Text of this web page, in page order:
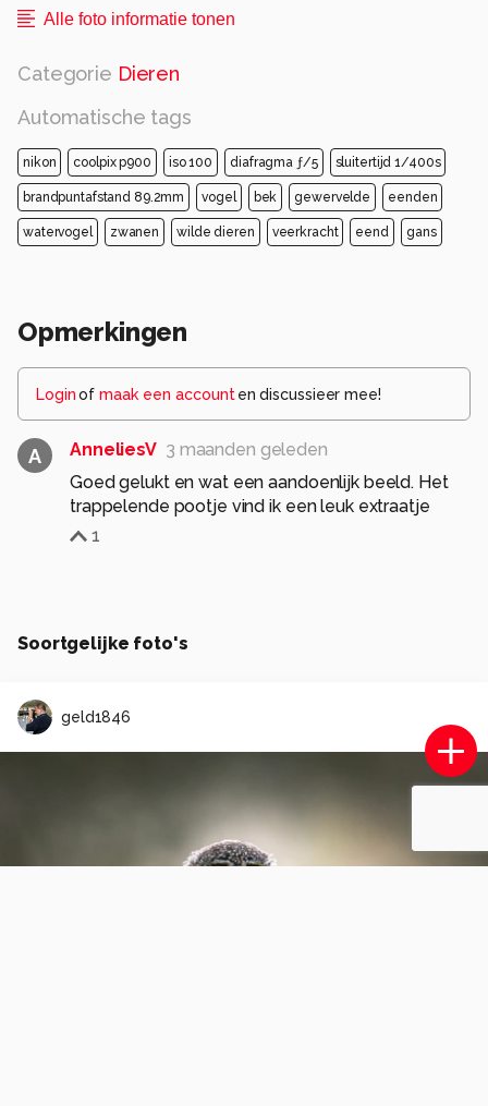
Alle foto informatie tonen
Categorie Dieren
Automatische tags
nikon coolpix p900 iso 100 diafragma ƒ/5 sluitertijd 1/400s
brandpuntafstand 89.2mm vogel bek gewervelde eenden
watervogel zwanen wilde dieren veerkracht eend gans
Opmerkingen
Loginof maak een account en discussieer mee!
A AnneliesV 3 maanden geleden
Goed gelukt en wat een aandoenlijk beeld. Het
trappelende pootje vind ik een leuk extraatje
1
Soortgelijke foto's
geld1846